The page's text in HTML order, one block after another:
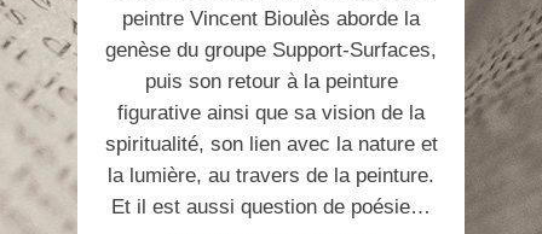
peintre Vincent Bioulès aborde la
genèse du groupe Support-Surfaces,
puis son retour à la peinture
figurative ainsi que sa vision de la
spiritualité, son lien avec la nature et
la lumière, au travers de la peinture.
Et il est aussi question de poésie…